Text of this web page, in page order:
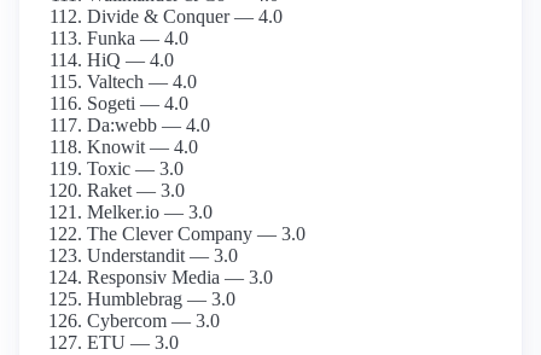
Divide & Conquer — 4.0
Funka — 4.0
HiQ — 4.0
Valtech — 4.0
Sogeti — 4.0
Da:webb — 4.0
Knowit — 4.0
Toxic — 3.0
Raket — 3.0
Melker.io — 3.0
The Clever Company — 3.0
Understandit — 3.0
Responsiv Media — 3.0
Humblebrag — 3.0
Cybercom — 3.0
ETU — 3.0